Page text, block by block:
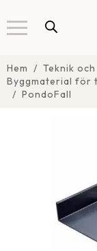
Hem
Teknik
Byggmaterial för
PondoFall